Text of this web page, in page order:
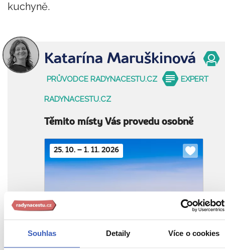
Souhlas Detaily Více o cookies
kuchyně.
Katarína Maruškinová
PRŮVODCE RADYNACESTU.CZ EXPERT
RADYNACESTU.CZ
Těmito místy Vás provedu osobně
25. 10. – 1. 11. 2026
Do
oblíbených
To nejlepší z Jordánska + POBYT U
41 990 Kč z Prahy